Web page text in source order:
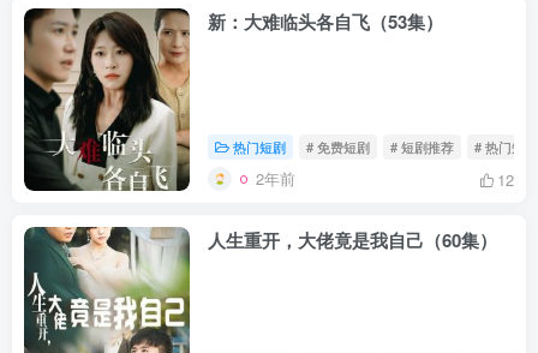
新：大难临头各自飞（53集）
热门短剧 # 免费短剧 # 短剧推荐 # 热门短剧
2年前 12
人生重开，大佬竟是我自己（60集）